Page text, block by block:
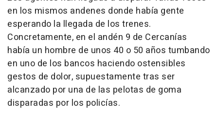
en los mismos andenes donde había gente
esperando la llegada de los trenes.
Concretamente, en el andén 9 de Cercanías
había un hombre de unos 40 o 50 años tumbando
en uno de los bancos haciendo ostensibles
gestos de dolor, supuestamente tras ser
alcanzado por una de las pelotas de goma
disparadas por los policías.